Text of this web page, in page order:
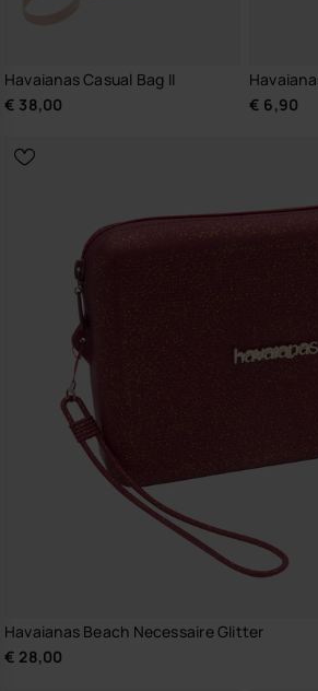
Havaianas Casual Bag II
€ 38,00
€ 6,90
Havaianas Beach Necessaire Glitter
€ 28,00